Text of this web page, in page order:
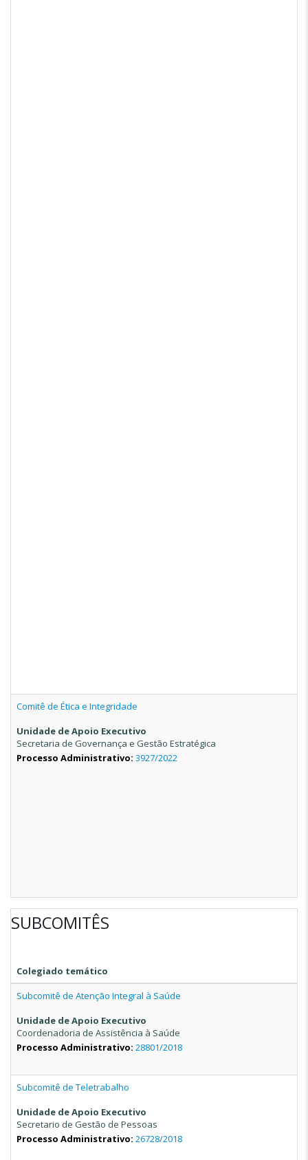
Comitê de Ética e Integridade
Unidade de Apoio Executivo
Secretaria de Governança e Gestão Estratégica
Processo Administrativo: 3927/2022
SUBCOMITÊS
Colegiado temático
Subcomitê de Atenção Integral à Saúde
Unidade de Apoio Executivo
Coordenadoria de Assistência à Saúde
Processo Administrativo: 28801/2018
Subcomitê de Teletrabalho
Unidade de Apoio Executivo
Secretario de Gestão de Pessoas
Processo Administrativo: 26728/2018